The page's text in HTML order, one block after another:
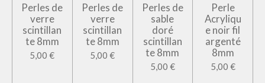
Perles de
verre
scintillan
te 8mm
5,00 €
Perles de
verre
scintillan
te 8mm
5,00 €
Perles de
sable
doré
scintillan
te 8mm
5,00 €
Perle
Acryliqu
e noir fil
argenté
8mm
5,00 €